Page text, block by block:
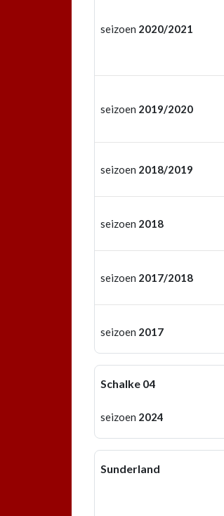
seizoen 2020/2021
seizoen 2019/2020
seizoen 2018/2019
seizoen 2018
seizoen 2017/2018
seizoen 2017
Schalke 04
seizoen 2024
Sunderland